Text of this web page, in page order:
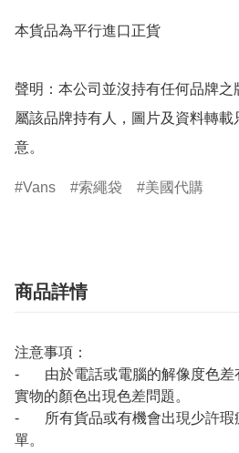
本貨品為平行進口正貨
聲明：本公司並沒持有任何品牌
屬該品牌持有人，圖片及資料轉載
意。
Vans 索繩袋 美國代購
商品詳情
注意事項：
- 由於電話或電腦的解像度色差
實物的顏色出現色差問題。
- 所有貨品或有機會出現少許瑕
單。